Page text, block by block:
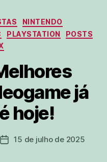
NINTENDO
PLAYSTATION
POSTS
já
hoje!
Data15 de julho de 2025